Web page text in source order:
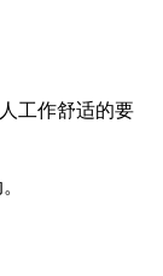
工作舒适的要